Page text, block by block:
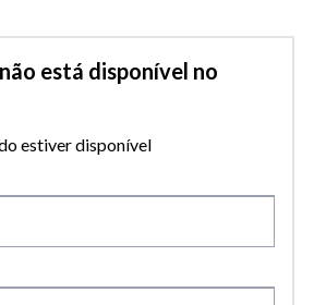
está disponível no
estiver disponível